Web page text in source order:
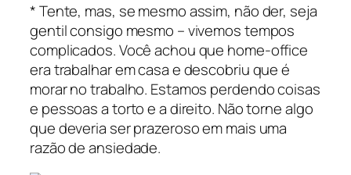
* Tente, mas, se mesmo assim, não der, seja
gentil consigo mesmo – vivemos tempos
complicados. Você achou que home-office
era trabalhar em casa e descobriu que é
morar no trabalho. Estamos perdendo coisas
e pessoas a torto e a direito. Não torne algo
que deveria ser prazeroso em mais uma
razão de ansiedade.